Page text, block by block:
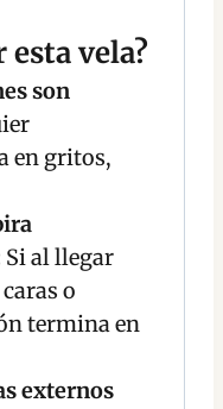
esta vela?
son
en gritos,
Si al llegar
o
termina en
externos